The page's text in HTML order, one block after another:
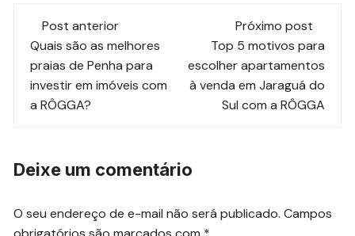
Navegação
de
post
Post anterior
Quais são as melhores
praias de Penha para
investir em imóveis com
a RÔGGA?
Próximo post
Top 5 motivos para
escolher apartamentos
à venda em Jaraguá do
Sul com a RÔGGA
Deixe um comentário
O seu endereço de e-mail não será publicado. Campos